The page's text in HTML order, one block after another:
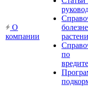
О
компании
по